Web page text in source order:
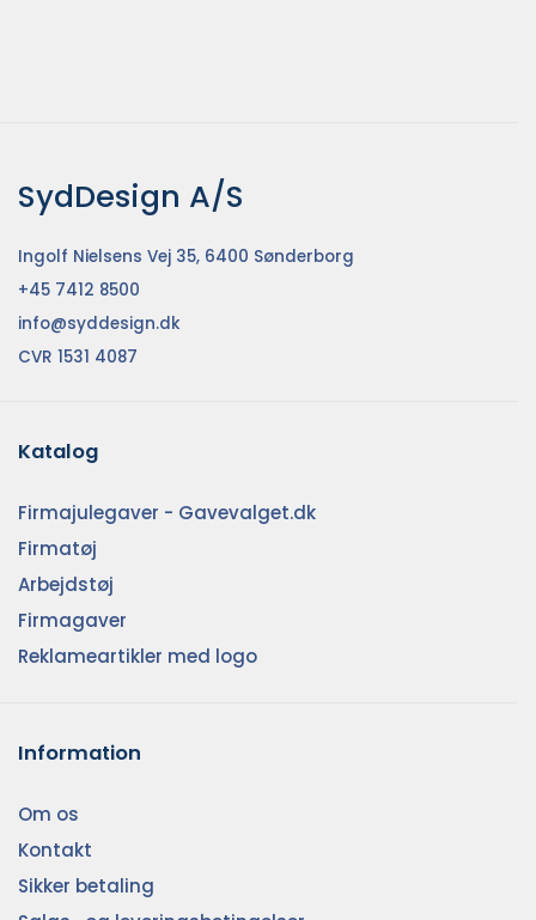
SydDesign A/S
Ingolf Nielsens Vej 35, 6400 Sønderborg
+45 7412 8500
info@syddesign.dk
CVR 1531 4087
Katalog
Firmajulegaver - Gavevalget.dk
Firmatøj
Arbejdstøj
Firmagaver
Reklameartikler med logo
Information
Om os
Kontakt
Sikker betaling